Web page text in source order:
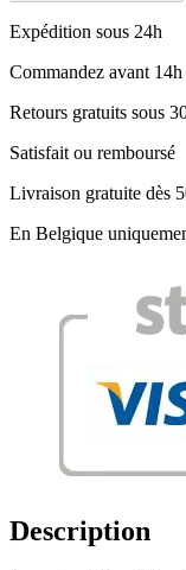
Expédition sous 24h
Commandez avant 14h
Retours gratuits sous
Satisfait ou remboursé
Livraison gratuite dès
En Belgique
Description